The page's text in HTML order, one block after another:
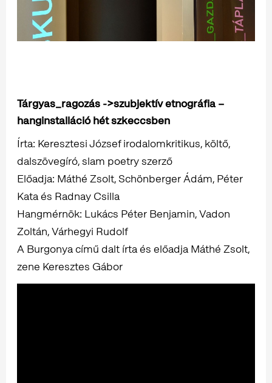
Tárgyas_ragozás ->szubjektív etnográfia –
hanginstalláció hét szkeccsben
Írta: Keresztesi József irodalomkritikus, költő,
dalszövegíró, slam poetry szerző
Előadja: Máthé Zsolt, Schönberger Ádám, Péter
Kata és Radnay Csilla
Hangmérnök: Lukács Péter Benjamin, Vadon
Zoltán, Várhegyi Rudolf
A Burgonya című dalt írta és előadja Máthé Zsolt,
zene Keresztes Gábor